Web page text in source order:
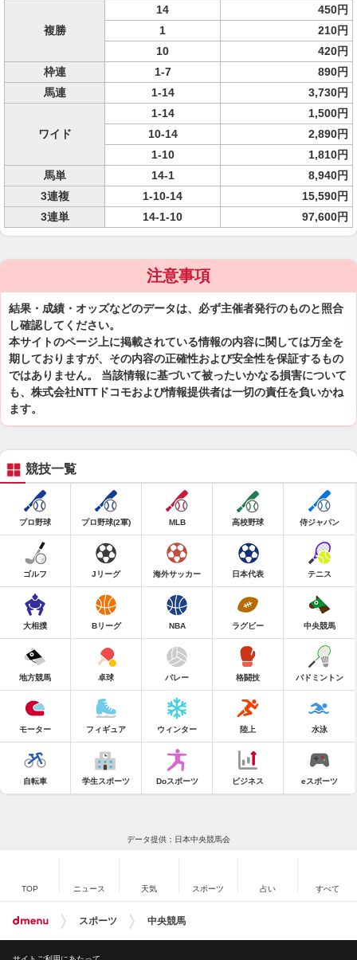
複勝
14
450円
1
210円
10
420円
枠連
1-7
890円
馬連
1-14 3,730円
ワイド
1-14
1,500円
10-14
2,890円
1-10
1,810円
馬単
14-1
8,940円
3連複
1-10-14
15,590円
3連単
14-1-10 97,600円
注意事項
結果・成績・オッズなどのデータは、必ず主催者発行のものと照合
し確認してください。
本サイトのページ上に掲載されている情報の内容に関しては万全を
期しておりますが、その内容の正確性および安全性を保証するもの
ではありません。 当該情報に基づいて被ったいかなる損害について
も、株式会社NTTドコモおよび情報提供者は一切の責任を負いかね
ます。
競技一覧
プロ野球 プロ野球(2軍) MLB 高校野球 侍ジャパン
ゴルフ Jリーグ 海外サッカー 日本代表 テニス
大相撲 Bリーグ NBA ラグビー 中央競馬
地方競馬 卓球 バレー 格闘技 バドミントン
モーター フィギュア ウィンター 陸上 水泳
自転車 学生スポーツ Doスポーツ ビジネス eスポーツ
データ提供：日本中央競馬会
TOP ニュース 天気 スポーツ 占い すべて
スポーツ 中央競馬